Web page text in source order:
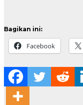
Bagikan ini:
Facebook